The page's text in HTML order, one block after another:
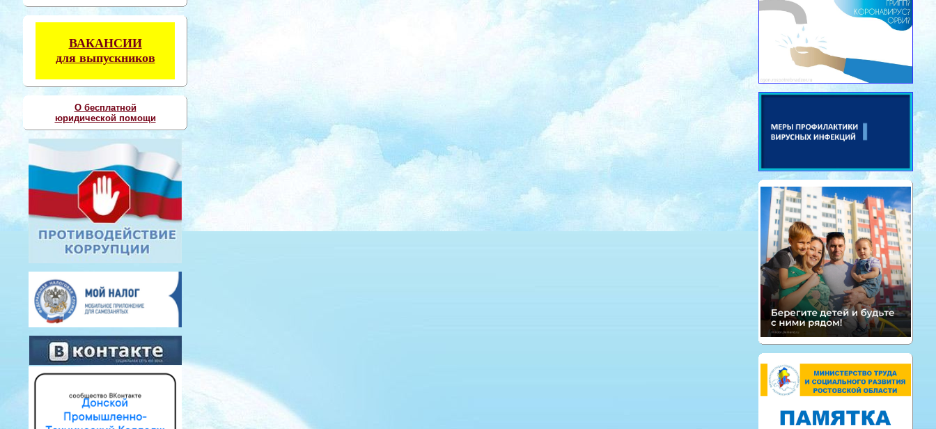
ВАКАНСИИ
для выпускников
О бесплатной
юридической помощи